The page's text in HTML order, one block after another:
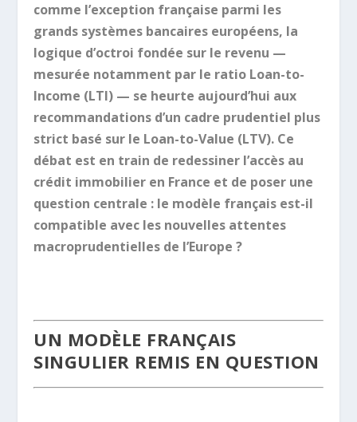
comme l’exception française parmi les
grands systèmes bancaires européens, la
logique d’octroi fondée sur le revenu —
mesurée notamment par le ratio Loan-to-
Income (LTI) — se heurte aujourd’hui aux
recommandations d’un cadre prudentiel plus
strict basé sur le Loan-to-Value (LTV). Ce
débat est en train de redessiner l’accès au
crédit immobilier en France et de poser une
question centrale : le modèle français est-il
compatible avec les nouvelles attentes
macroprudentielles de l’Europe ?
UN MODÈLE FRANÇAIS
SINGULIER REMIS EN QUESTION